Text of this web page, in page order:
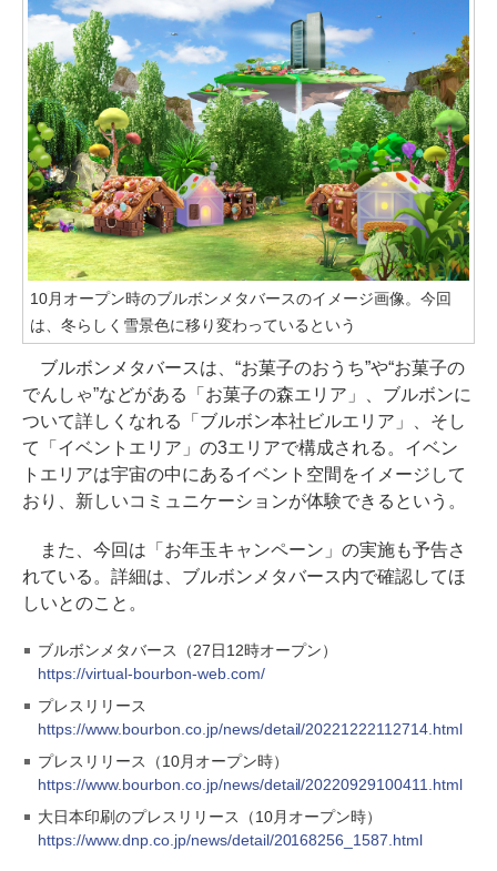
10月オープン時のブルボンメタバースのイメージ画像。今回
は、冬らしく雪景色に移り変わっているという
ブルボンメタバースは、“お菓子のおうち”や“お菓子の
でんしゃ”などがある「お菓子の森エリア」、ブルボンに
ついて詳しくなれる「ブルボン本社ビルエリア」、そし
て「イベントエリア」の3エリアで構成される。イベン
トエリアは宇宙の中にあるイベント空間をイメージして
おり、新しいコミュニケーションが体験できるという。
また、今回は「お年玉キャンペーン」の実施も予告さ
れている。詳細は、ブルボンメタバース内で確認してほ
しいとのこと。
ブルボンメタバース（27日12時オープン）
https://virtual-bourbon-web.com/
プレスリリース
https://www.bourbon.co.jp/news/detail/20221222112714.html
プレスリリース（10月オープン時）
https://www.bourbon.co.jp/news/detail/20220929100411.html
大日本印刷のプレスリリース（10月オープン時）
https://www.dnp.co.jp/news/detail/20168256_1587.html